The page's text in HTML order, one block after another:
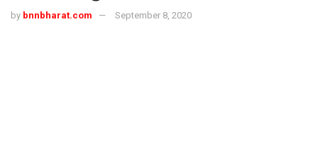
by bnnbharat.com September 8, 2020